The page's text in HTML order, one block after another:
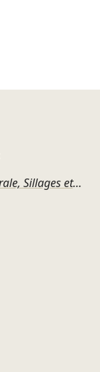
Ensembles Cairn, Court-Circuit, Multilatérale, Sillages et 2e2m - Pulse